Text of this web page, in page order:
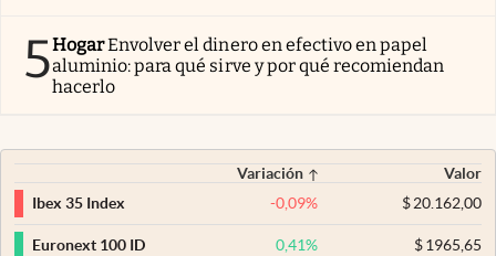
5HogarEnvolver el dinero en efectivo en papel
aluminio: para qué sirve y por qué recomiendan
hacerlo
Variación
Valor
Ibex 35 Index
-0,09% $20.162,00
Euronext 100 ID 0,41% $1965,65